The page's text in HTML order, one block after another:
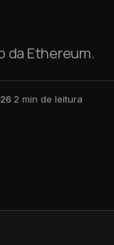
da Ethereum.
·2 min de leitura